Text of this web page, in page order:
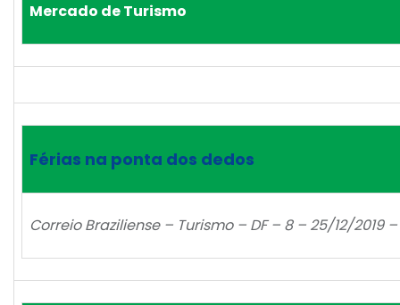
Mercado de Turismo
Férias na ponta dos dedos
Correio Braziliense – Turismo – DF – 8 – 25/12/2019